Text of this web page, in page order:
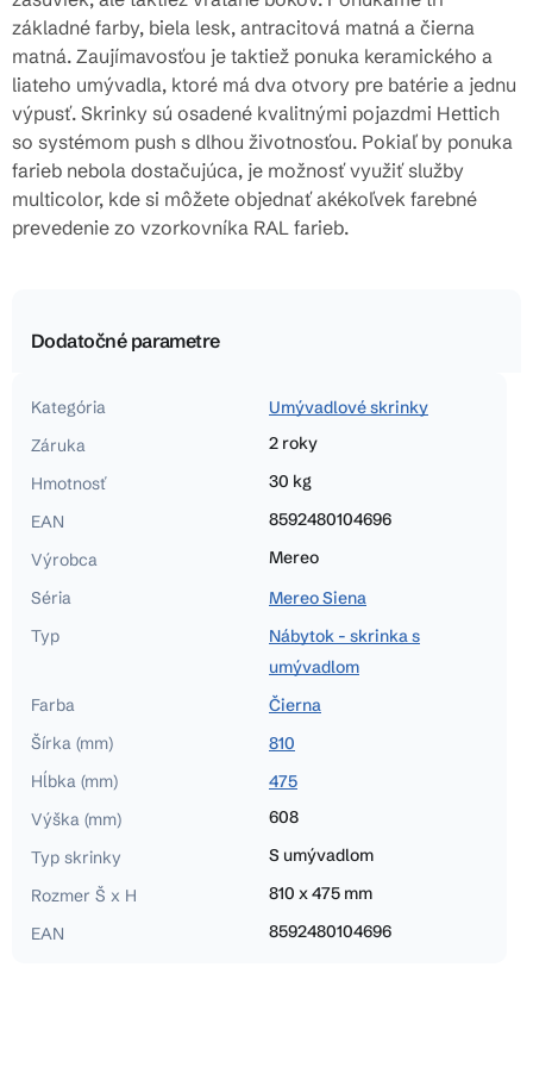
základné farby, biela lesk, antracitová matná a čierna
matná. Zaujímavosťou je taktiež ponuka keramického a
liateho umývadla, ktoré má dva otvory pre batérie a jednu
výpusť. Skrinky sú osadené kvalitnými pojazdmi Hettich
so systémom push s dlhou životnosťou. Pokiaľ by ponuka
farieb nebola dostačujúca, je možnosť využiť služby
multicolor, kde si môžete objednať akékoľvek farebné
prevedenie zo vzorkovníka RAL farieb.
Dodatočné parametre
Kategória
Umývadlové skrinky
Záruka
2 roky
Hmotnosť
30 kg
EAN
8592480104696
Výrobca
Mereo
Séria
Mereo Siena
Typ
Nábytok - skrinka s
umývadlom
Farba
Čierna
Šírka (mm)
810
Hĺbka (mm)
475
Výška (mm)
608
Typ skrinky
S umývadlom
Rozmer Š x H
810 x 475 mm
EAN
8592480104696